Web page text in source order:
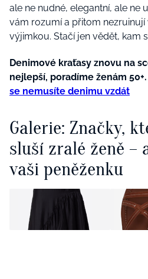
ale ne nudné, elegantní, ale ne
vám rozumí a přitom nezruinují
výjimkou. Stačí jen vědět, kam
Denimové kraťasy znovu na
nejlepší, poradíme ženám 50+.
se nemusíte denimu vzdát
Galerie: Značky,
sluší zralé ženě –
vaši peněženku